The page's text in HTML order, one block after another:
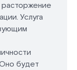
расторжение
Услуга
будет